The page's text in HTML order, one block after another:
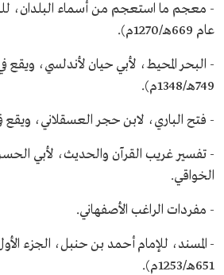
- معجم ما استعجم من أسماء البلدان،
عام 669هـ/1270م).
749هـ/1348م).
- فتح الباري، لابن حجر العسقلاني، ويقع في 13
- تفسير غريب القرآن والحديث، لأبي
الخواقي.
- مفردات الراغب الأصفهاني.
- المسند، للإمام أحمد بن حنبل، الجزء
651هـ/1253م).